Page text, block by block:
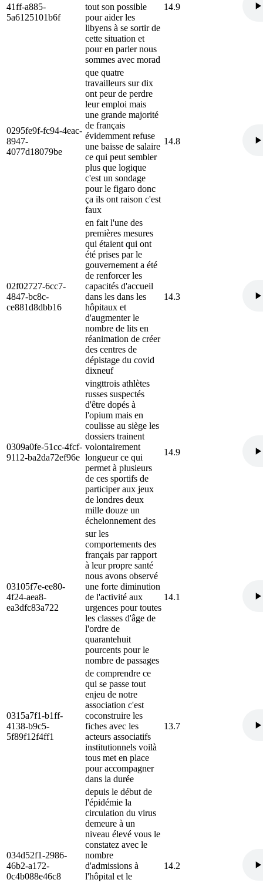
41ff-a885-
5a6125101b6f
tout son possible
pour aider les
libyens à se sortir de
cette situation et
pour en parler nous
sommes avec morad
14.9
0295fe9f-fc94-4eac-
8947-
4077d18079be
que quatre
travailleurs sur dix
ont peur de perdre
leur emploi mais
une grande majorité
de français
évidemment refuse
une baisse de salaire
ce qui peut sembler
plus que logique
c'est un sondage
pour le figaro donc
ça ils ont raison c'est
faux
14.8
02f02727-6cc7-
4847-bc8c-
ce881d8dbb16
en fait l'une des
premières mesures
qui étaient qui ont
été prises par le
gouvernement a été
de renforcer les
capacités d'accueil
dans les dans les
hôpitaux et
d'augmenter le
nombre de lits en
réanimation de créer
des centres de
dépistage du covid
dixneuf
14.3
0309a0fe-51cc-4fcf-
9112-ba2da72ef96e
vingttrois athlètes
russes suspectés
d'être dopés à
l'opium mais en
coulisse au siège les
dossiers trainent
volontairement
longueur ce qui
permet à plusieurs
de ces sportifs de
participer aux jeux
de londres deux
mille douze un
échelonnement des
14.9
03105f7e-ee80-
4f24-aea8-
ea3dfc83a722
sur les
comportements des
français par rapport
à leur propre santé
nous avons observé
une forte diminution
de l'activité aux
urgences pour toutes
les classes d'âge de
l'ordre de
quarantehuit
pourcents pour le
nombre de passages
14.1
0315a7f1-b1ff-
4138-b9c5-
5f89f12f4ff1
de comprendre ce
qui se passe tout
enjeu de notre
association c'est
coconstruire les
fiches avec les
acteurs associatifs
institutionnels voilà
tous met en place
pour accompagner
dans la durée
13.7
034d52f1-2986-
46b2-a172-
0c4b088e46c8
depuis le début de
l'épidémie la
circulation du virus
demeure à un
niveau élevé vous le
constatez avec le
nombre
d'admissions à
l'hôpital et le
14.2